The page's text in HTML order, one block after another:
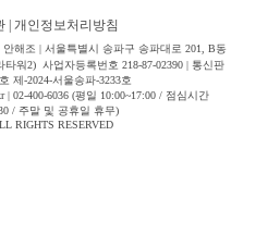
개인정보처리방침
해조 | 서울특별시 송파구 송파대로 201, B동
타워2) 사업자등록번호 218-87-02390 | 통신판
제-2024-서울송파-3233호
| 02-400-6036 (평일 10:00~17:00 / 점심시간
/ 주말 및 공휴일 휴무)
RIGHTS RESERVED